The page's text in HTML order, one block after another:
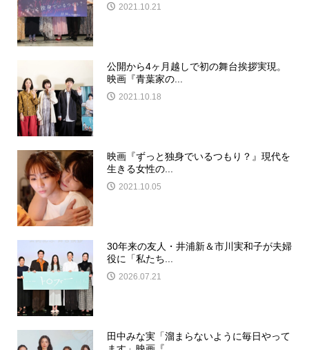
2021.10.21
公開から4ヶ月越しで初の舞台挨拶実現。
映画『青葉家の...
2021.10.18
映画『ずっと独身でいるつもり？』現代を
生きる女性の...
2021.10.05
30年来の友人・井浦新＆市川実和子が夫婦
役に「私たち...
2026.07.21
田中みな実「溜まらないように毎日やって